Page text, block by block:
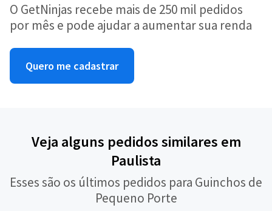
O GetNinjas recebe mais de 250 mil pedidos
por mês e pode ajudar a aumentar sua renda
Quero me cadastrar
Veja alguns pedidos similares em
Paulista
Esses são os últimos pedidos para Guinchos de
Pequeno Porte